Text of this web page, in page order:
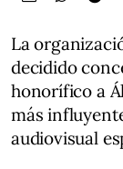
La
decidido
honorífico a
más
audiovisual